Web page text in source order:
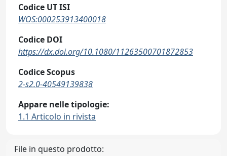
Codice UT ISI
WOS:000253913400018
Codice DOI
https://dx.doi.org/10.1080/11263500701872853
Codice Scopus
2-s2.0-40549139838
Appare nelle tipologie:
1.1 Articolo in rivista
File in questo prodotto: